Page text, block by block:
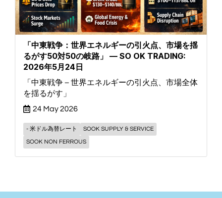
「中東戦争：世界エネルギーの引火点、市場を揺
るがす50対50の岐路」 — SO OK TRADING:
2026年5月24日
「中東戦争 – 世界エネルギーの引火点、市場全体
を揺るがす」
24 May 2026
- 米ドル為替レート
SOOK SUPPLY & SERVICE
SOOK NON FERROUS